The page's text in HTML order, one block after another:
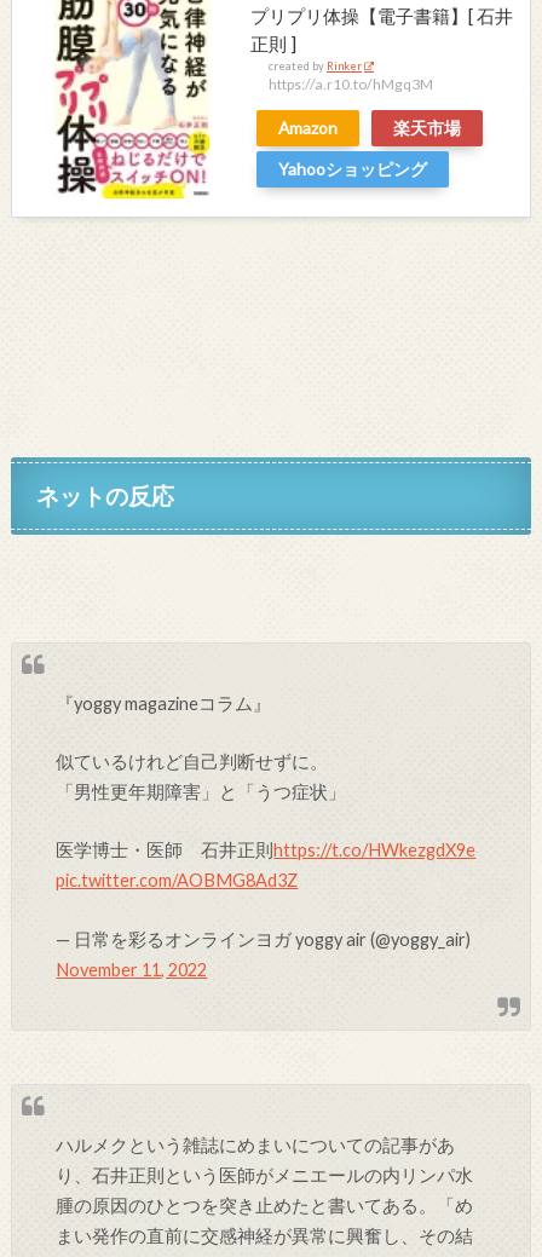
プリプリ体操【電子書籍】[ 石井
正則 ]
created by Rinker
https://a.r10.to/hMgq3M
Amazon
楽天市場
Yahooショッピング
ネットの反応
『yoggy magazineコラム』
似ているけれど自己判断せずに。
「男性更年期障害」と「うつ症状」
医学博士・医師 石井正則https://t.co/HWkezgdX9e
pic.twitter.com/AOBMG8Ad3Z
— 日常を彩るオンラインヨガ yoggy air (@yoggy_air)
November 11, 2022
ハルメクという雑誌にめまいについての記事があ
り、石井正則という医師がメニエールの内リンパ水
腫の原因のひとつを突き止めたと書いてある。「め
まい発作の直前に交感神経が異常に興奮し、その結